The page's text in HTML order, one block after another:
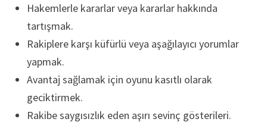
Hakemlerle kararlar veya kararlar hakkında
tartışmak.
Rakiplere karşı küfürlü veya aşağılayıcı yorumlar
yapmak.
Avantaj sağlamak için oyunu kasıtlı olarak
geciktirmek.
Rakibe saygısızlık eden aşırı sevinç gösterileri.